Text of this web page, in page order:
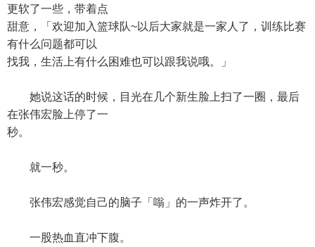
更软了一些，带着点
甜意，「欢迎加入篮球队~以后大家就是一家人了，训练比赛
有什么问题都可以
找我，生活上有什么困难也可以跟我说哦。」
她说这话的时候，目光在几个新生脸上扫了一圈，最后
在张伟宏脸上停了一
秒。
就一秒。
张伟宏感觉自己的脑子「嗡」的一声炸开了。
一股热血直冲下腹。